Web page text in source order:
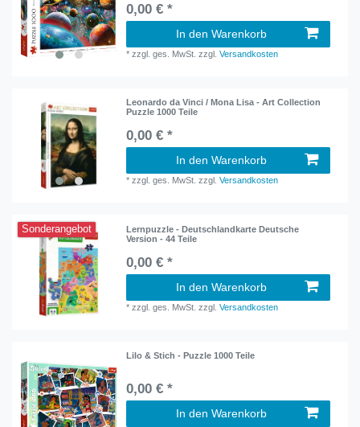
0,00 € *
In den Warenkorb
*zzgl. ges. MwSt. zzgl.Versandkosten
Leonardo da Vinci / Mona Lisa - Art Collection
Puzzle 1000 Teile
0,00 € *
In den Warenkorb
*zzgl. ges. MwSt. zzgl.Versandkosten
Sonderangebot
Lernpuzzle - Deutschlandkarte Deutsche
Version - 44 Teile
0,00 € *
In den Warenkorb
*zzgl. ges. MwSt. zzgl.Versandkosten
Lilo & Stich - Puzzle 1000 Teile
0,00 € *
In den Warenkorb